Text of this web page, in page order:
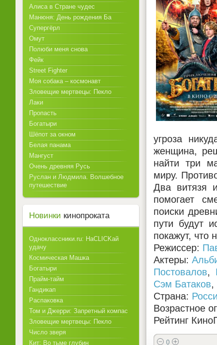
угроза
женщина,
найти три
миру.
Два витязя
помогает
поиски
пути будут
покажут, что
Режиссер:
Актеры:
Постовалов,
Сэм Батаков,
Страна:
Возрастное
Рейтинг
0
Алиса в Стране чудес
Манюня: День рождения Ба
Супергёрл
Омут
Полюби меня снова
Фейк
Street Fighter
Моя собака – космонавт
Зловещие мертвецы: Пекло
Лаки
Пропасть
Богатыри
Шёпот за окном
Белая панама
Мангуст
Очень древняя Русь
Руслан и Людмила. Волшебное
путешествие
Новинки кинопроката
Одноклассники.ru: НаCLICKай
удачу
Космическая Машка
Богатыри
Прайм-тайм
Гандикап
Распаковка
Том и Джерри: Запретный компас
Зловещие мертвецы: Пекло
Число зверя
Кит: Во тьме глубин